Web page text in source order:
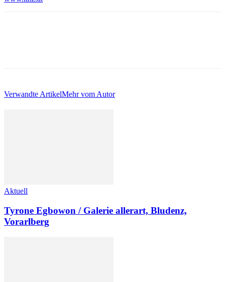
Verwandte ArtikelMehr vom Autor
Aktuell
Tyrone Egbowon / Galerie allerart, Bludenz,
Vorarlberg